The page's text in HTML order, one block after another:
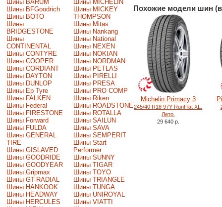
Шины BARUM
Шины BFGoodrich
Шины BOTO
Шины
BRIDGESTONE
Шины
CONTINENTAL
Шины CONTYRE
Шины COOPER
Шины CORDIANT
Шины DAYTON
Шины DUNLOP
Шины Ep Tyre
Шины FALKEN
Шины Federal
Шины FIRESTONE
Шины Forward
Шины FULDA
Шины GENERAL
TIRE
Шины GISLAVED
Шины GOODRIDE
Шины GOODYEAR
Шины Gripmax
Шины GT-RADIAL
Шины HANKOOK
Шины HEADWAY
Шины HERCULES
Шины MICHELIN
Шины MICKEY
THOMPSON
Шины Mitas
Шины Nankang
Шины National
Шины NEXEN
Шины NOKIAN
Шины NORDMAN
Шины PETLAS
Шины PIRELLI
Шины PRESA
Шины PRO COMP
Шины Riken
Шины ROADSTONE
Шины ROTALLA
Шины SAILUN
Шины SAVA
Шины SEMPERIT
Шины Start
Performer
Шины SUNNY
Шины TIGAR
Шины TOYO
Шины TRIANGLE
Шины TUNGA
Шины UNIROYAL
Шины VIATTI
Похожие модели шин
Michelin Primacy 3
245/40 R18 97Y RunFlat XL.
Лето.
29 640 р.